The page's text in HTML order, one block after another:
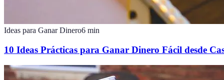
Ideas para Ganar Dinero6 min
10 Ideas Prácticas para Ganar Dinero Fácil desde